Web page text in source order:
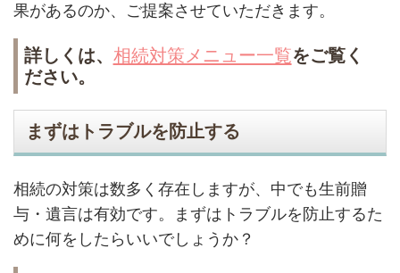
果があるのか、ご提案させていただきます。
詳しくは、 相続対策メニュー一覧をご覧く
ださい。
まずはトラブルを防止する
相続の対策は数多く存在しますが、中でも生前贈
与・遺言は有効です。まずはトラブルを防止するた
めに何をしたらいいでしょうか？